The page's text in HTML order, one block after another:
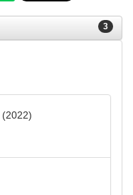
3
2022